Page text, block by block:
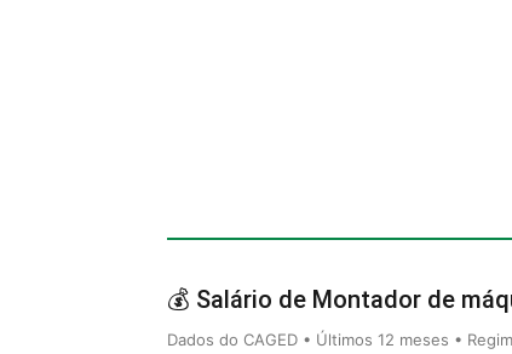
💰 Salário de Montador de
Dados do CAGED • Últimos 12 meses •